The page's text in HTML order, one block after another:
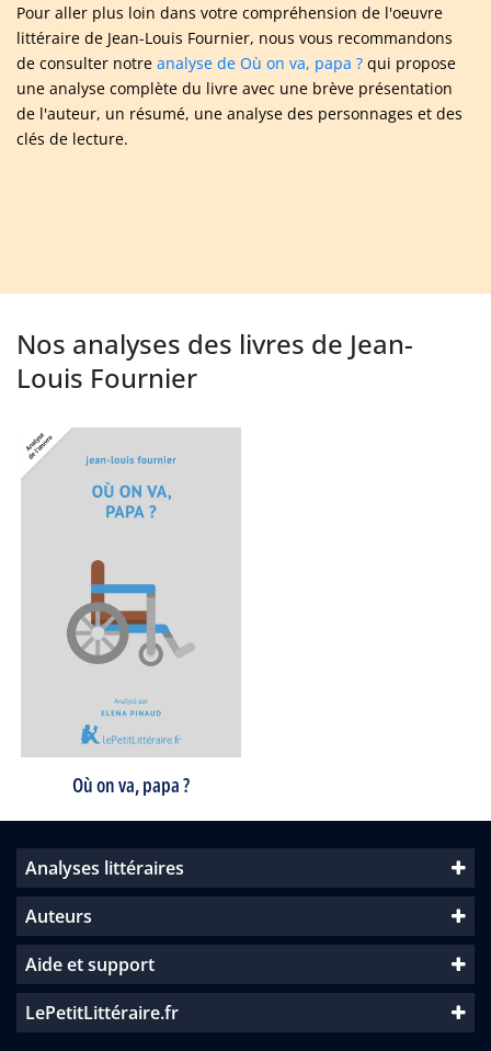
Pour aller plus loin dans votre compréhension de l'oeuvre
littéraire de Jean-Louis Fournier, nous vous recommandons
de consulter notre analyse de Où on va, papa ? qui propose
une analyse complète du livre avec une brève présentation
de l'auteur, un résumé, une analyse des personnages et des
clés de lecture.
Nos analyses des livres de Jean-
Louis Fournier
Où on va, papa ?
Analyses littéraires
Auteurs
Aide et support
LePetitLittéraire.fr